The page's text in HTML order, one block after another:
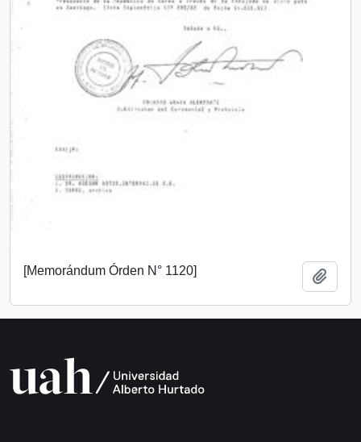
[Memorándum Órden N° 1120]